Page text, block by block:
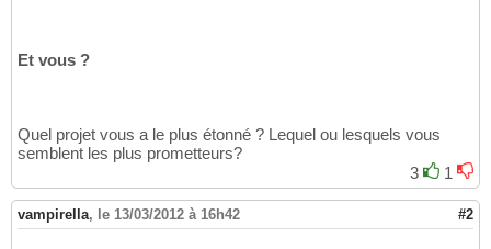
Et vous ?
Quel projet vous a le plus étonné ? Lequel ou lesquels vous
semblent les plus prometteurs?
3
1
vampirella, le 13/03/2012 à 16h42 #2